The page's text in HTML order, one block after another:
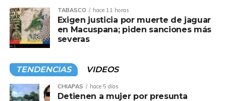
TABASCO hace 11 horas
Exigen justicia por muerte de jaguar
en Macuspana; piden sanciones más
severas
TENDENCIAS VIDEOS
CHIAPAS hace 5 días
Detienen a mujer por presunta